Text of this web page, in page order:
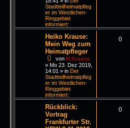
Stadtteilheimatpfleg
er im Westlichen-
Ringgebiet
informiert:
Heiko Krause:
Mein Weg zum
Heimatpfleger
von H.Krause
» Mo 23. Dez 2019,
14:01 » in Der
Stadtteilheimatpfleg
er im Westlichen-
Ringgebiet
informiert:
0
Rückblick:
Vortrag
Frankfurter Str.
0